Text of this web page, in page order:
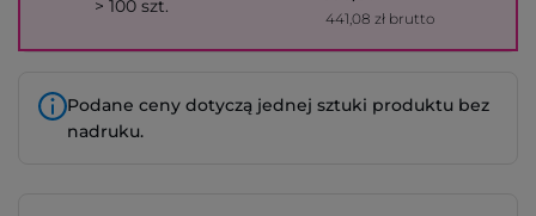
> 100 szt.
441,08 zł brutto
Podane ceny dotyczą jednej sztuki produktu bez
nadruku.